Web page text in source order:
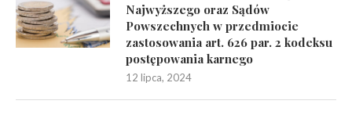
Najwyższego oraz Sądów
Powszechnych w przedmiocie
zastosowania art. 626 par. 2 kodeksu
postępowania karnego
12 lipca, 2024